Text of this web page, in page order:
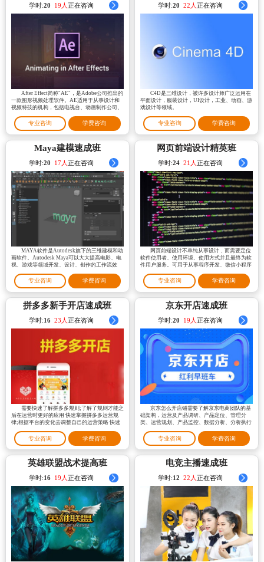
学时:20 22人 正在咨询
After Effect简称"AE"，是Adobe公司推出的
一款图形视频处理软件。AE适用于从事设计和
视频特技的机构，包括电视台、动画制作公司、
类型后期软件。
专业咨询 学费咨询
学时:2018人正在咨询
C4D是三维设计，被许多设计师广泛运用在
平面设计，服装设计，UI设计，工业、动画、游
戏设计等领域。
专业咨询 学费咨询
Maya建模速成班
学时:20 21人正在咨询
MAYA软件是Autodesk旗下的三维建模和动
画软件。Autodesk Maya可以大大提高电影、电
视、游戏等领域开发、设计、创作的工作流效
专业咨询 学费咨询
网页前端设计精英班
学时:2419人正在咨询
网页前端设计不单纯从事设计，而需要定位
软件使用者、使用环境、使用方式并且最终为软
件用户服务。可用于从事程序开发、微信小程序
专业咨询 学费咨询
拼多多新手开店速成班
学时:16 16人正在咨询
需要快速了解拼多多规则;了解了规则才能之
后在运营时更好的应用 快速掌握拼多多运营规
律;根据平台的变化去调整自己的运营策略 快速
键。
专业咨询 学费咨询
京东开店速成班
学时:20 20人正在咨询
京东怎么开店铺需要了解京东电商团队的基
础架构，运营及产品调研、产品定位、管理分
类、运营规划、产品监控、数据分析、分析执行
专业咨询 学费咨询
英雄联盟战术提高班
学时:16 18人 正在咨询
电竞主播速成班
学时:1222人 正在咨询